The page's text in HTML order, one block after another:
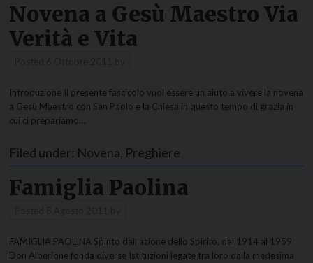
Novena a Gesù Maestro Via
Verità e Vita
Introduzione Il presente fascicolo vuol essere un aiuto a vivere la novena
a Gesù Maestro con San Paolo e la Chiesa in questo tempo di grazia in
cui ci prepariamo…
Filed under: Novena, Preghiere
Famiglia Paolina
FAMIGLIA PAOLINA Spinto dall’azione dello Spirito, dal 1914 al 1959
Don Alberione fonda diverse Istituzioni legate tra loro dalla medesima